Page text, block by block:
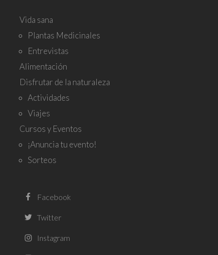
Vida sana
Plantas Medicinales
Entrevistas
Alimentación
Disfrutar de la naturaleza
Actividades
Viajes
Cursos y Eventos
¡Anuncia tu evento!
Sorteos